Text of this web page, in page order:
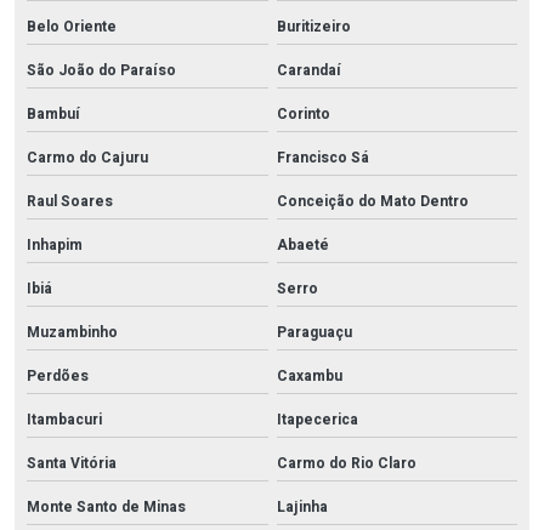
Belo Oriente
Buritizeiro
São João do Paraíso
Carandaí
Bambuí
Corinto
Carmo do Cajuru
Francisco Sá
Raul Soares
Conceição do Mato Dentro
Inhapim
Abaeté
Ibiá
Serro
Muzambinho
Paraguaçu
Perdões
Caxambu
Itambacuri
Itapecerica
Santa Vitória
Carmo do Rio Claro
Monte Santo de Minas
Lajinha